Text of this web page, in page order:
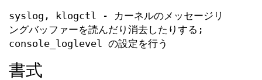
syslog, klogctl - カーネルのメッセージリ
ングバッファーを読んだり消去したりする;
console_loglevel の設定を行う
書式